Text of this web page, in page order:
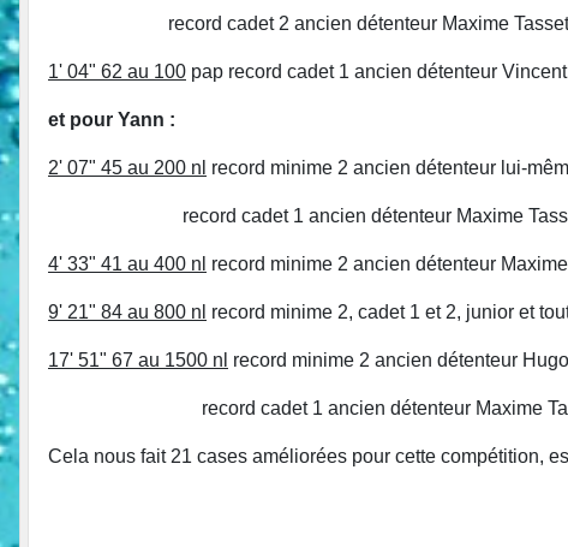
record cadet 2 ancien détenteur Maxime Tasset
1' 04" 62 au 100 pap record cadet 1 ancien détenteur
et pour Yann :
2' 07" 45 au 200 nl record minime 2 ancien détenteur lui-
record cadet 1 ancien détenteur Maxime Tasset
4' 33" 41 au 400 nl record minime 2 ancien détenteur
9' 21" 84 au 800 nl record minime 2, cadet 1 et 2, junior et
17' 51" 67 au 1500 nl record minime 2 ancien détenteur
record cadet 1 ancien détenteur Maxime Tasset
Cela nous fait 21 cases améliorées pour cette compétition,